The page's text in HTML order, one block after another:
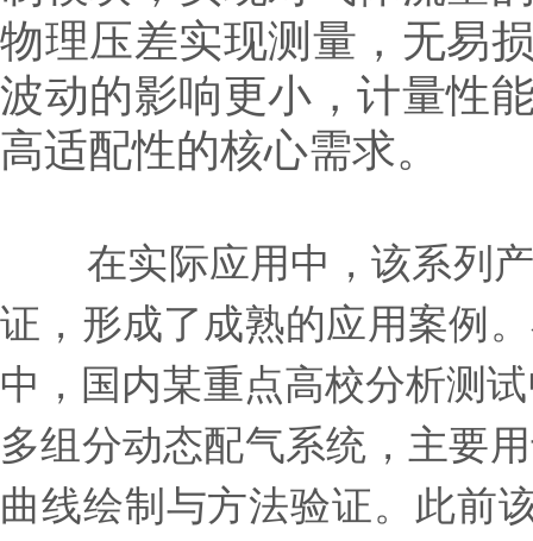
物理压差实现测量，无易
波动的影响更小，计量性
高适配性的核心需求。
在实际应用中，该系列产
证，形成了成熟的应用案例
中，国内某重点高校分析测
多组分动态配气系统，主要
曲线绘制与方法验证。此前